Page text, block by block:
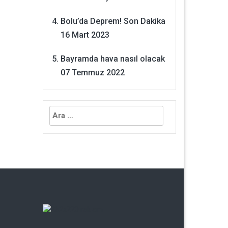
Bolu’da Deprem! Son Dakika
16 Mart 2023
Bayramda hava nasıl olacak
07 Temmuz 2022
Arama: